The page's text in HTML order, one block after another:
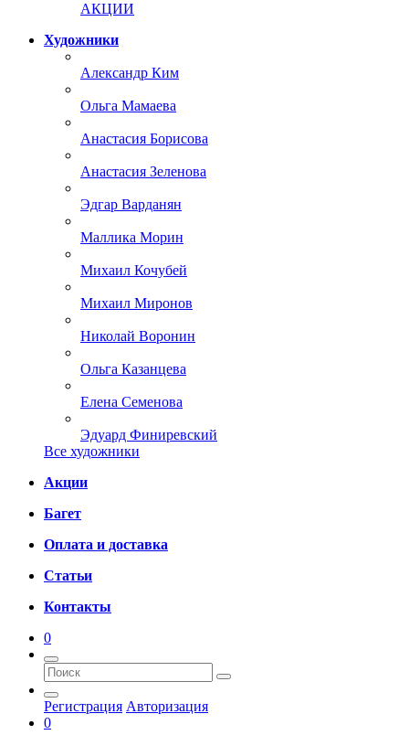
АКЦИИ
Художники
Александр Ким
Ольга Мамаева
Анастасия Борисова
Анастасия Зеленова
Эдгар Варданян
Маллика Морин
Михаил Кочубей
Михаил Миронов
Николай Воронин
Ольга Казанцева
Елена Семенова
Эдуард Финиревский
Все художники
Акции
Багет
Оплата и доставка
Статьи
Контакты
0
Регистрация Авторизация
0